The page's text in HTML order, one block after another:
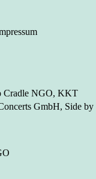
Cradle NGO, KKT
GmbH, Side by